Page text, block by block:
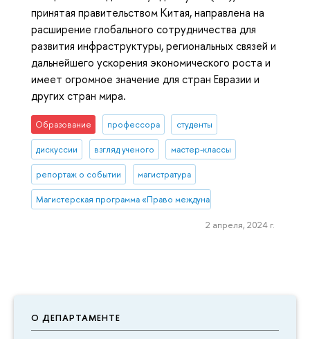
О ДЕПАРТАМЕНТЕ
принятая правительством Китая, направлена на
расширение глобального сотрудничества для
развития инфраструктуры, региональных связей и
дальнейшего ускорения экономического роста и
имеет огромное значение для стран Евразии и
других стран мира.
Образование профессора студенты
дискуссии взгляд ученого мастер-классы
репортаж о событии магистратура
Магистерская программа «Право международной торговли и
2 апреля, 2024 г.